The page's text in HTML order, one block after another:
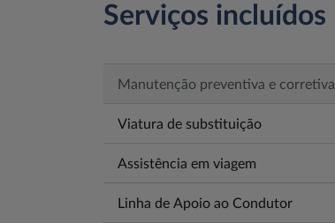
Serviços incluídos
Manutenção preventiva e corretiva
Viatura de substituição
Assistência em viagem
Linha de Apoio ao Condutor